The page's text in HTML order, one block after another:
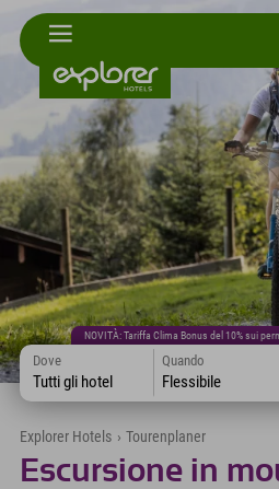
NOVITÀ: Tariffa Clima Bonus del 10% sui
Dove
Tutti gli hotel
Quando
Flessibile
Explorer Hotels › Tourenplaner
Escursione in